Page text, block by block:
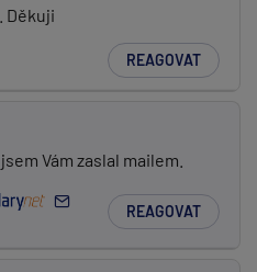
Děkuji
REAGOVAT
Vám zaslal mailem.
REAGOVAT